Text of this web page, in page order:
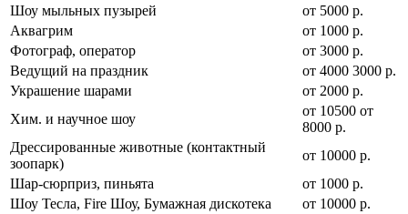
Шоу мыльных пузырей
от 5000 р.
Аквагрим
от 1000 р.
Фотограф, оператор
от 3000 р.
Ведущий на праздник
от 4000 3000 р.
Украшение шарами
от 2000 р.
Хим. и научное шоу
от 10500 от
8000 р.
Дрессированные животные (контактный
зоопарк)
от 10000 р.
Шар-сюрприз, пиньята
от 1000 р.
Шоу Тесла, Fire Шоу, Бумажная дискотека
от 10000 р.